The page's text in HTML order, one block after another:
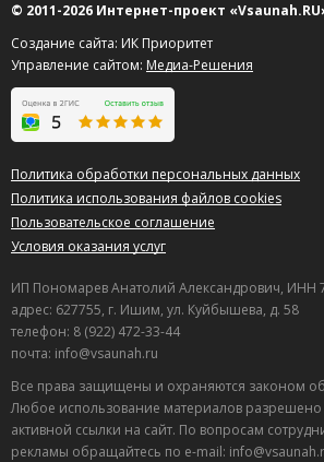
© 2011-2026 Интернет-проект
Создание сайта: ИК Приоритет
Управление сайтом: Медиа-Решения
Политика обработки персональных данных
Политика использования файлов cookies
Пользовательское соглашение
Условия оказания услуг
ИП Пономарев Анатолий Александрович, ИНН
адрес: 627755, г. Ишим, ул. Куйбышева, д. 58
телефон: 8 (922) 472-33-44
почта: info@vsaunah.ru
Все права защищены и охраняются законом
Любое использование материалов
активной ссылки на сайт. По вопросам
рекламы обращайтесь по e-mail: